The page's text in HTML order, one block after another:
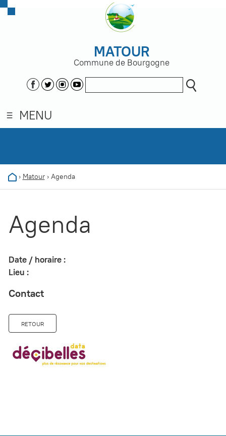
MATOUR
Commune de Bourgogne
MENU
› Matour› Agenda
Agenda
Date / horaire :
Lieu :
Contact
RETOUR